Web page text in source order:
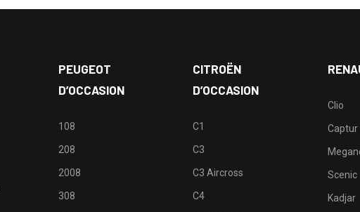
PEUGEOT
D’OCCASION
108
208
2008
308
CITROËN
D’OCCASION
C1
C3
C3 Aircross
C4
Clio
Captur
Scenic
Kadjar